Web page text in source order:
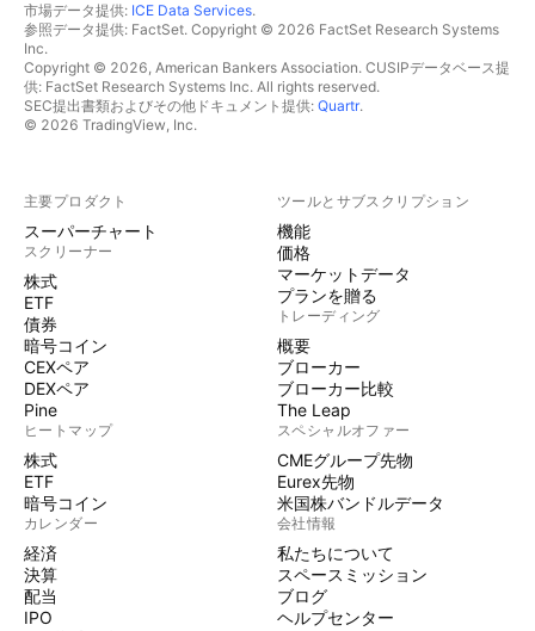
市場データ提供: ICE Data Services.
参照データ提供: FactSet. Copyright © 2026 FactSet Research Systems
Inc.
Copyright © 2026, American Bankers Association. CUSIPデータベース提
供: FactSet Research Systems Inc. All rights reserved.
SEC提出書類およびその他ドキュメント提供: Quartr.
© 2026 TradingView, Inc.
主要プロダクト
スーパーチャート
スクリーナー
株式
ETF
債券
暗号コイン
CEXペア
DEXペア
Pine
ヒートマップ
株式
ETF
暗号コイン
カレンダー
経済
決算
配当
IPO
ツールとサブスクリプション
機能
価格
マーケットデータ
プランを贈る
トレーディング
概要
ブローカー
ブローカー比較
The Leap
スペシャルオファー
CMEグループ先物
Eurex先物
米国株バンドルデータ
会社情報
私たちについて
スペースミッション
ブログ
ヘルプセンター